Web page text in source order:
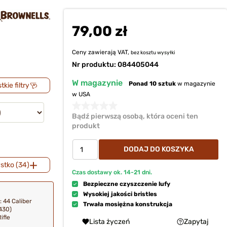
filtry
(34)
44 Caliber
79,00 zł
Ceny zawierają VAT, bez kosztuwysyłki
Nr produktu: 084405044
W magazynie Ponad 10 sztuk w magazynie
w USA
Bądź pierwszą osobą, która oceni ten
produkt
DODAJ DO KOSZYKA
Czas dostawy ok. 14-21 dni.
Bezpieczne czyszczenie lufy
Wysokiej jakości bristles
Trwała mosiężna konstrukcja
Lista życzeń Zapytaj